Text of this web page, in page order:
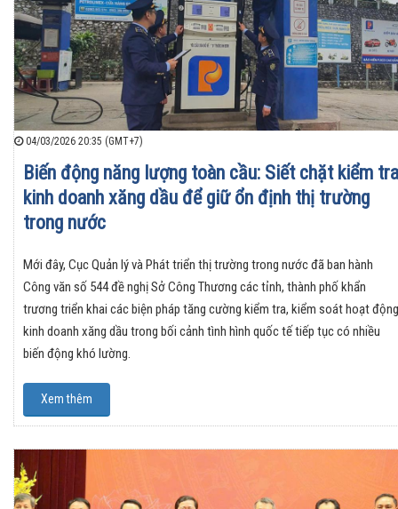
04/03/2026 20:35 (GMT+7)
Biến động năng lượng toàn cầu: Siết chặt kiểm tra
kinh doanh xăng dầu để giữ ổn định thị trường
trong nước
Mới đây, Cục Quản lý và Phát triển thị trường trong nước đã ban hành
Công văn số 544 đề nghị Sở Công Thương các tỉnh, thành phố khẩn
trương triển khai các biện pháp tăng cường kiểm tra, kiểm soát hoạt động
kinh doanh xăng dầu trong bối cảnh tình hình quốc tế tiếp tục có nhiều
biến động khó lường.
Xem thêm